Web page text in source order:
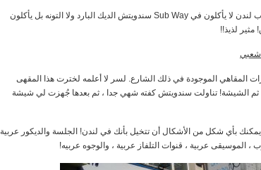
لندن لا يأكلون في Sub Way سندويتش الديك البارد ولا التونه بل يأكلون
مثير لذيذ!!
المقاهي الموجودة في ذلك الشارع. لسر لا أعلمه لخترت هذا المقهى
ثم الشيشة! تناولت سندويتش كفته شهي جدا ، ثم بعدها جُهزت لي شيشة
بأي شكل من الأشكال أن تتخيل بأنك في لندن! الجلسة والديكور عربية
الموسيقى عربية ، قنوات التلفاز عربية ، والوجوه عربيه!